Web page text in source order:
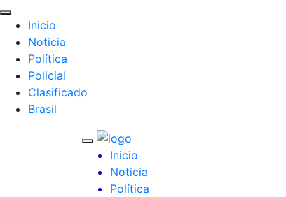
Inicio
Noticia
Política
Policial
Clasificado
Brasil
Inicio
Noticia
Política